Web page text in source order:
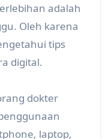
adalah
Oleh karena
tips
digital.
dokter
laptop,